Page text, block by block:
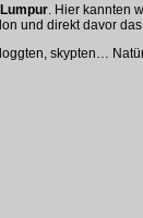
. Hier kannten
und direkt davor
skypten…